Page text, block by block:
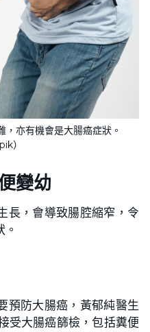
亦有機會是大腸癌症狀。
）
變幼
長，會導致腸腔縮窄，令
預防大腸癌，黃郁純醫生
受大腸癌篩檢，包括糞便